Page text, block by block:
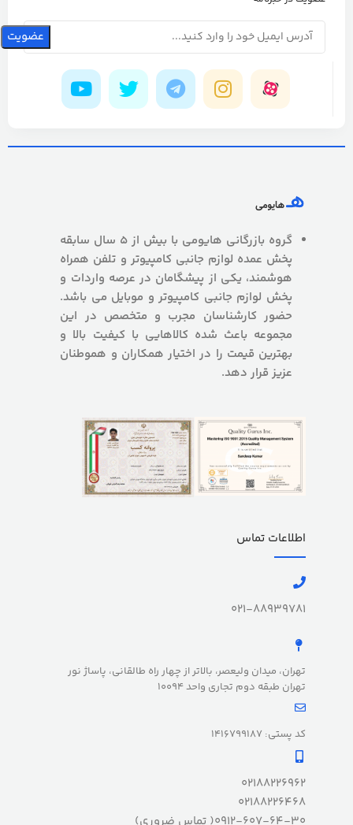
گروه بازرگانی هایومی با بیش از 5 سال سابقه
پخش عمده لوازم جانبی کامپیوتر و تلفن همراه
هوشمند، یکی از پیشگامان در عرصه واردات و
پخش لوازم جانبی کامپیوتر و موبایل می باشد.
حضور کارشناسان مجرب و متخصص در این
مجموعه باعث شده کالاهایی با کیفیت بالا و
بهترین قیمت را در اختیار همکاران و هموطنان
عزیز قرار دهد.
اطلاعات تماس
021-88939781
تهران، میدان ولیعصر، بالاتر از چهار راه طالقانی، پاساژ نور
تهران طبقه دوم تجاری واحد 10094
کد پستی: 1416799187
02188226962
02188226468
0912-607-64-30( تماس ضروری)